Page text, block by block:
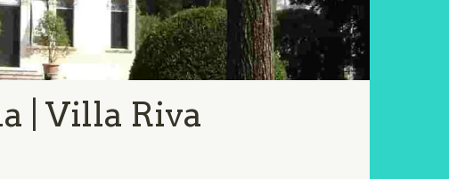
| Villa Riva